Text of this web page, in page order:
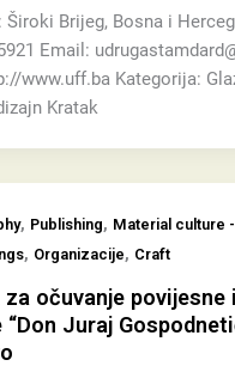
Široki Brijeg, Bosna i
Email:
www.uff.ba Kategorija:
Kratak
, Publishing, Material culture
, Organizacije, Craft
za očuvanje
“Don Juraj